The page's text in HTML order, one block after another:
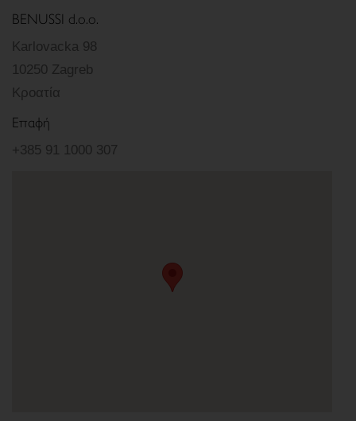
BENUSSI d.o.o.
Karlovacka 98
10250 Zagreb
Κροατία
Επαφή
+385 91 1000 307